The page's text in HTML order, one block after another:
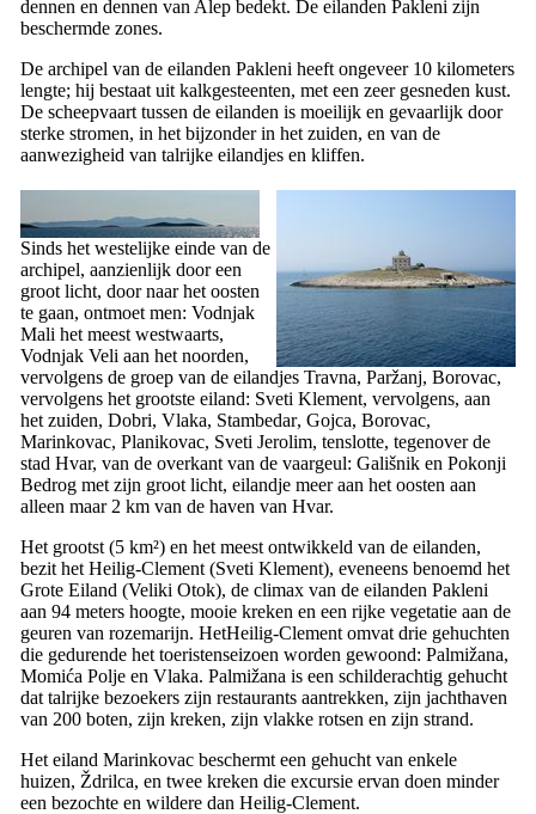
dennen en dennen van Alep bedekt. De eilanden Pakleni zijn
beschermde zones.
De archipel van de eilanden Pakleni heeft ongeveer 10 kilometers
lengte; hij bestaat uit kalkgesteenten, met een zeer gesneden kust.
De scheepvaart tussen de eilanden is moeilijk en gevaarlijk door
sterke stromen, in het bijzonder in het zuiden, en van de
aanwezigheid van talrijke eilandjes en kliffen.
Sinds het westelijke einde van de
archipel, aanzienlijk door een
groot licht, door naar het oosten
te gaan, ontmoet men: Vodnjak
Mali het meest westwaarts,
Vodnjak Veli aan het noorden,
vervolgens de groep van de eilandjes Travna, Paržanj, Borovac,
vervolgens het grootste eiland: Sveti Klement, vervolgens, aan
het zuiden, Dobri, Vlaka, Stambedar, Gojca, Borovac,
Marinkovac, Planikovac, Sveti Jerolim, tenslotte, tegenover de
stad Hvar, van de overkant van de vaargeul: Gališnik en Pokonji
Bedrog met zijn groot licht, eilandje meer aan het oosten aan
alleen maar 2 km van de haven van Hvar.
Het grootst (5 km²) en het meest ontwikkeld van de eilanden,
bezit het Heilig-Clement (Sveti Klement), eveneens benoemd het
Grote Eiland (Veliki Otok), de climax van de eilanden Pakleni
aan 94 meters hoogte, mooie kreken en een rijke vegetatie aan de
geuren van rozemarijn. HetHeilig-Clement omvat drie gehuchten
die gedurende het toeristenseizoen worden gewoond: Palmižana,
Momića Polje en Vlaka. Palmižana is een schilderachtig gehucht
dat talrijke bezoekers zijn restaurants aantrekken, zijn jachthaven
van 200 boten, zijn kreken, zijn vlakke rotsen en zijn strand.
Het eiland Marinkovac beschermt een gehucht van enkele
huizen, Ždrilca, en twee kreken die excursie ervan doen minder
een bezochte en wildere dan Heilig-Clement.